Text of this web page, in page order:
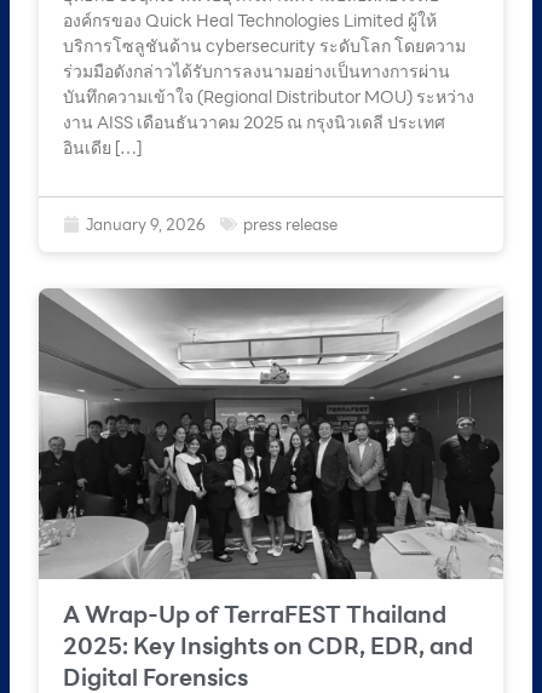
องค์กรของ Quick Heal Technologies Limited ผู้ให้
บริการโซลูชันด้าน cybersecurity ระดับโลก โดยความ
ร่วมมือดังกล่าวได้รับการลงนามอย่างเป็นทางการผ่าน
บันทึกความเข้าใจ (Regional Distributor MOU) ระหว่าง
งาน AISS เดือนธันวาคม 2025 ณ กรุงนิวเดลี ประเทศ
อินเดีย […]
January 9, 2026 press release
A Wrap-Up of TerraFEST Thailand
2025: Key Insights on CDR, EDR, and
Digital Forensics